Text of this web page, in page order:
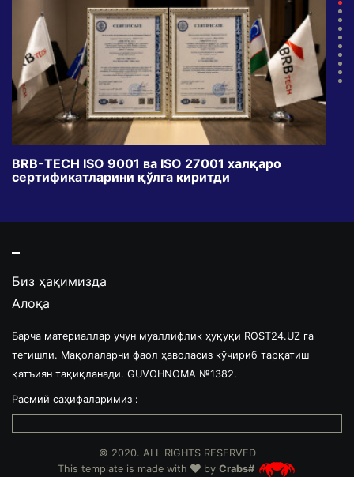
BRB-TECH ISO 9001 ва ISO 27001 халқаро
сертификатларини қўлга киритди
Биз ҳақимизда
Алоқа
Барча материаллар учун муаллифлик ҳуқуқи ROST24.UZ га
тегишли. Мақолаларни фаол ҳаволасиз кўчириб тарқатиш
қатъиян тақиқланади. GUVOHNOMA №1382.
Расмий саҳифаларимиз :
© 2020. ALL RIGHTS RESERVED
This template is made with
by Crabs#